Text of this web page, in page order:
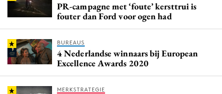
PR-campagne met ‘foute’ kersttrui is
fouter dan Ford voor ogen had
BUREAUS
4 Nederlandse winnaars bij European
Excellence Awards 2020
MERKSTRATEGIE